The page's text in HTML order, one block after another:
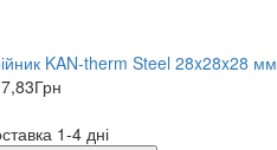
KAN-therm Steel 28x28x28 мм
Грн
1-4 дні